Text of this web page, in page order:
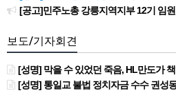
[공고]민주노총 강릉지역지부 12기 임원
보도/기자회견
[성명] 막을 수 있었던 죽음, HL만도가 책임져라 : 청년노동자 사망사고의
[성명] 통일교 불법 정치자금 수수 권성동